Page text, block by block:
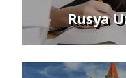
Rusya